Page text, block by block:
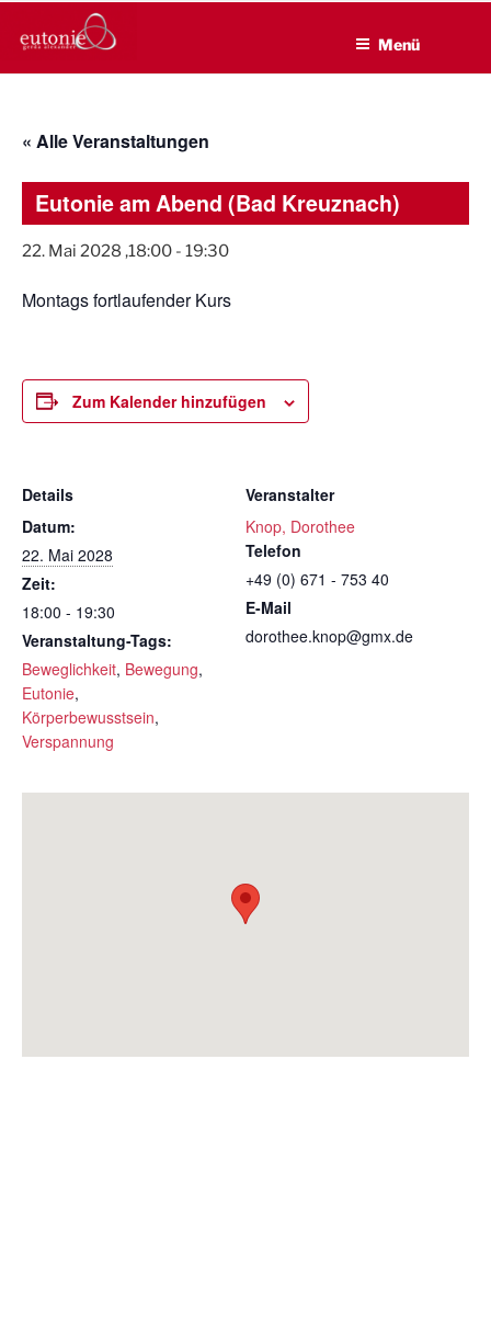
Inhalt
EUTONIE.DE
Lebensbalance durch körperliche Selbsterfahrung
Menü
« Alle Veranstaltungen
Eutonie am Abend (Bad Kreuznach)
22. Mai 2028 ,18:00 - 19:30
Montags fortlaufender Kurs
Zum Kalender hinzufügen
Details
Datum:
22. Mai 2028
Zeit:
18:00 - 19:30
Veranstaltung-Tags:
Beweglichkeit, Bewegung,
Eutonie,
Körperbewusstsein,
Verspannung
Veranstalter
Knop, Dorothee
Telefon
+49 (0) 671 - 753 40
E-Mail
dorothee.knop@gmx.de